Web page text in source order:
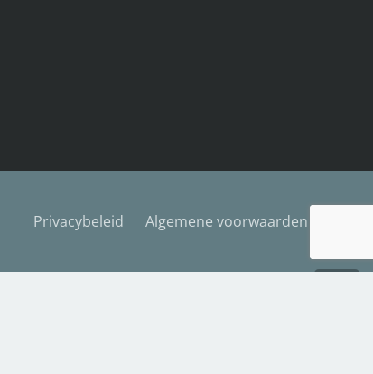
Privacybeleid Algemene voorwaarden